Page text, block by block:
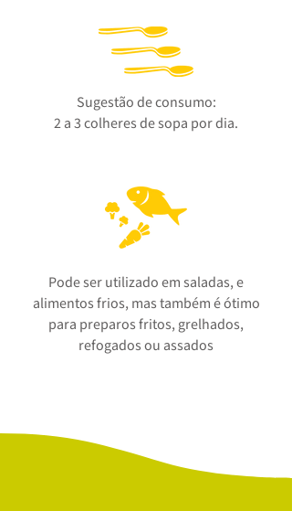
Sugestão de consumo:
2 a 3 colheres de sopa por dia.
Pode ser utilizado em saladas, e
alimentos frios, mas também é ótimo
para preparos fritos, grelhados,
refogados ou assados